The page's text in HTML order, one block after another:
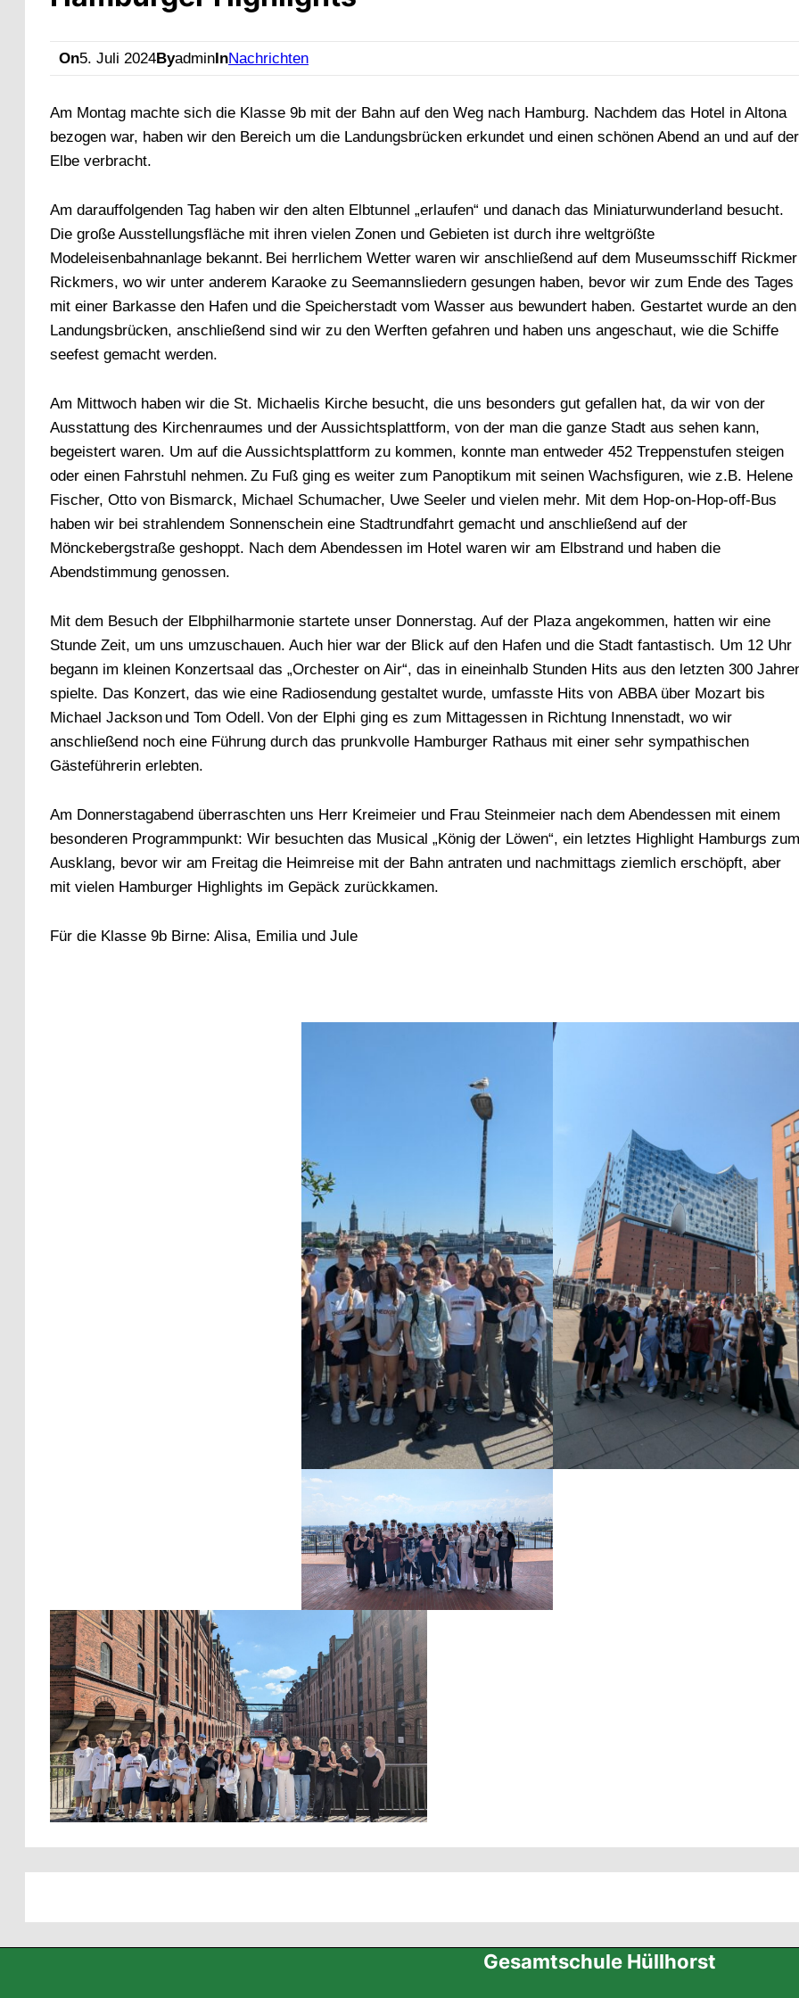
On5. Juli 2024ByadminInNachrichten
Am Montag machte sich die Klasse 9b mit der Bahn auf den Weg nach Hamburg. Nachdem das Hotel in Altona
bezogen war, haben wir den Bereich um die Landungsbrücken erkundet und einen schönen Abend an und auf der
Elbe verbracht.
Am darauffolgenden Tag haben wir den alten Elbtunnel „erlaufen“ und danach das Miniaturwunderland besucht.
Die große Ausstellungsfläche mit ihren vielen Zonen und Gebieten ist durch ihre weltgrößte
Modeleisenbahnanlage bekannt. Bei herrlichem Wetter waren wir anschließend auf dem Museumsschiff Rickmer
Rickmers, wo wir unter anderem Karaoke zu Seemannsliedern gesungen haben, bevor wir zum Ende des Tages
mit einer Barkasse den Hafen und die Speicherstadt vom Wasser aus bewundert haben. Gestartet wurde an den
Landungsbrücken, anschließend sind wir zu den Werften gefahren und haben uns angeschaut, wie die Schiffe
seefest gemacht werden.
Am Mittwoch haben wir die St. Michaelis Kirche besucht, die uns besonders gut gefallen hat, da wir von der
Ausstattung des Kirchenraumes und der Aussichtsplattform, von der man die ganze Stadt aus sehen kann,
begeistert waren. Um auf die Aussichtsplattform zu kommen, konnte man entweder 452 Treppenstufen steigen
oder einen Fahrstuhl nehmen. Zu Fuß ging es weiter zum Panoptikum mit seinen Wachsfiguren, wie z.B. Helene
Fischer, Otto von Bismarck, Michael Schumacher, Uwe Seeler und vielen mehr. Mit dem Hop-on-Hop-off-Bus
haben wir bei strahlendem Sonnenschein eine Stadtrundfahrt gemacht und anschließend auf der
Mönckebergstraße geshoppt. Nach dem Abendessen im Hotel waren wir am Elbstrand und haben die
Abendstimmung genossen.
Mit dem Besuch der Elbphilharmonie startete unser Donnerstag. Auf der Plaza angekommen, hatten wir eine
Stunde Zeit, um uns umzuschauen. Auch hier war der Blick auf den Hafen und die Stadt fantastisch. Um 12 Uhr
begann im kleinen Konzertsaal das „Orchester on Air“, das in eineinhalb Stunden Hits aus den letzten 300
spielte. Das Konzert, das wie eine Radiosendung gestaltet wurde, umfasste Hits von ABBA über Mozart bis
Michael Jackson und Tom Odell. Von der Elphi ging es zum Mittagessen in Richtung Innenstadt, wo wir
anschließend noch eine Führung durch das prunkvolle Hamburger Rathaus mit einer sehr sympathischen
Gästeführerin erlebten.
Am Donnerstagabend überraschten uns Herr Kreimeier und Frau Steinmeier nach dem Abendessen mit einem
besonderen Programmpunkt: Wir besuchten das Musical „König der Löwen“, ein letztes Highlight Hamburgs zum
Ausklang, bevor wir am Freitag die Heimreise mit der Bahn antraten und nachmittags ziemlich erschöpft, aber
mit vielen Hamburger Highlights im Gepäck zurückkamen.
Für die Klasse 9b Birne: Alisa, Emilia und Jule
Gesamtschule Hüllhorst